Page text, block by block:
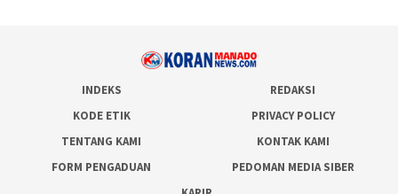
INDEKS
REDAKSI
KODE ETIK
PRIVACY POLICY
TENTANG KAMI
KONTAK KAMI
FORM PENGADUAN
PEDOMAN MEDIA SIBER